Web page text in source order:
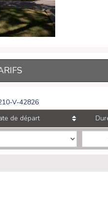
V-42826
de départ